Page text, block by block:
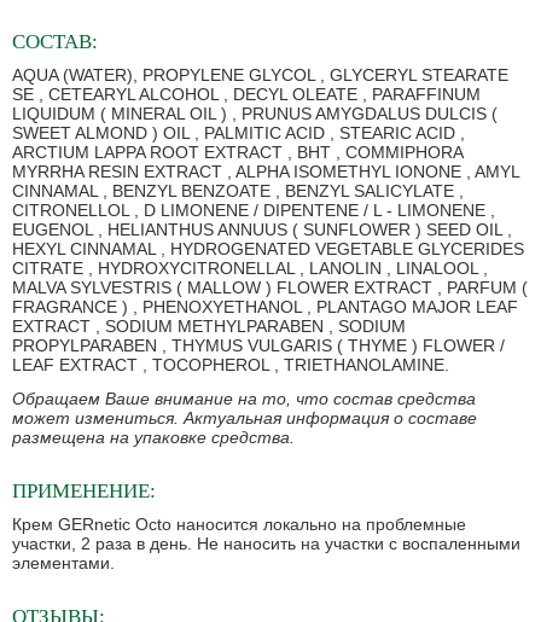
СОСТАВ:
AQUA (WATER), PROPYLENE GLYCOL , GLYCERYL STEARATE
SE , CETEARYL ALCOHOL , DECYL OLEATE , PARAFFINUM
LIQUIDUM ( MINERAL OIL ) , PRUNUS AMYGDALUS DULCIS (
SWEET ALMOND ) OIL , PALMITIC ACID , STEARIC ACID ,
ARCTIUM LAPPA ROOT EXTRACT , BHT , COMMIPHORA
MYRRHA RESIN EXTRACT , ALPHA ISOMETHYL IONONE , AMYL
CINNAMAL , BENZYL BENZOATE , BENZYL SALICYLATE ,
CITRONELLOL , D LIMONENE / DIPENTENE / L - LIMONENE ,
EUGENOL , HELIANTHUS ANNUUS ( SUNFLOWER ) SEED OIL ,
HEXYL CINNAMAL , HYDROGENATED VEGETABLE GLYCERIDES
CITRATE , HYDROXYCITRONELLAL , LANOLIN , LINALOOL ,
MALVA SYLVESTRIS ( MALLOW ) FLOWER EXTRACT , PARFUM (
FRAGRANCE ) , PHENOXYETHANOL , PLANTAGO MAJOR LEAF
EXTRACT , SODIUM METHYLPARABEN , SODIUM
PROPYLPARABEN , THYMUS VULGARIS ( THYME ) FLOWER /
LEAF EXTRACT , TOCOPHEROL , TRIETHANOLAMINE.
Обращаем Ваше внимание на то, что состав средства
может измениться. Актуальная информация о составе
размещена на упаковке средства.
ПРИМЕНЕНИЕ:
Крем GERnetic Octo наносится локально на проблемные
участки, 2 раза в день. Не наносить на участки с воспаленными
элементами.
ОТЗЫВЫ: